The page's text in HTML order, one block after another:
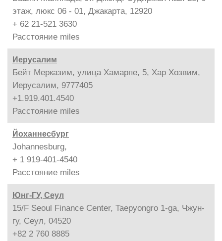
этаж, люкс 06 - 01, Джакарта, 12920
+ 62 21-521 3630
Расстояние miles
Иерусалим
Бейт Мерказим, улица Хамарпе, 5, Хар Хозвим,
Иерусалим, 9777405
+1.919.401.4540
Расстояние miles
Йоханнесбург
Johannesburg,
+ 1 919-401-4540
Расстояние miles
Юнг-ГУ, Сеул
15/F Seoul Finance Center, Taepyongro 1-ga, Чжун-
гу, Сеул, 04520
+82 2 760 8885